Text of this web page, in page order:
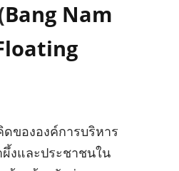
Bang Nam
ขององค์การบริหาร
งและประชาชนใน